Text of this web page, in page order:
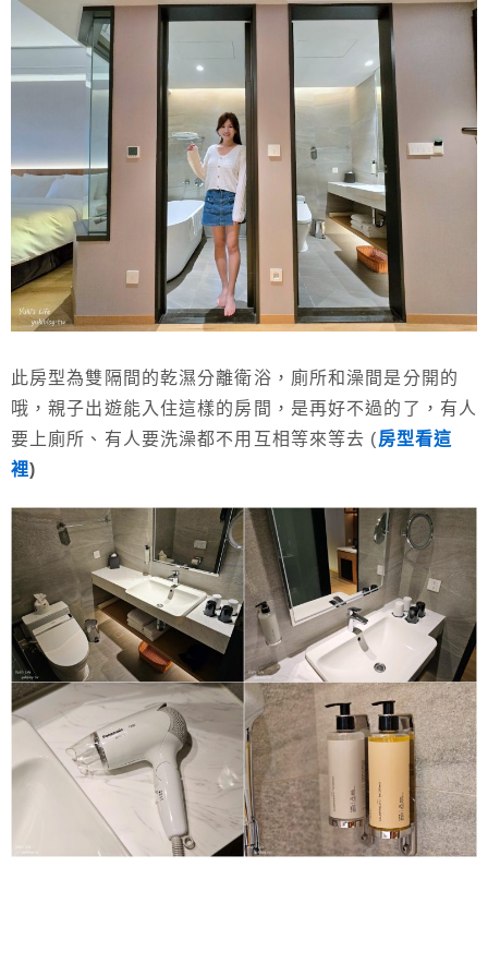
此房型為雙隔間的乾濕分離衛浴，廁所和澡間是分開的
哦，親子出遊能入住這樣的房間，是再好不過的了，有人
要上廁所、有人要洗澡都不用互相等來等去 (房型看這
裡)